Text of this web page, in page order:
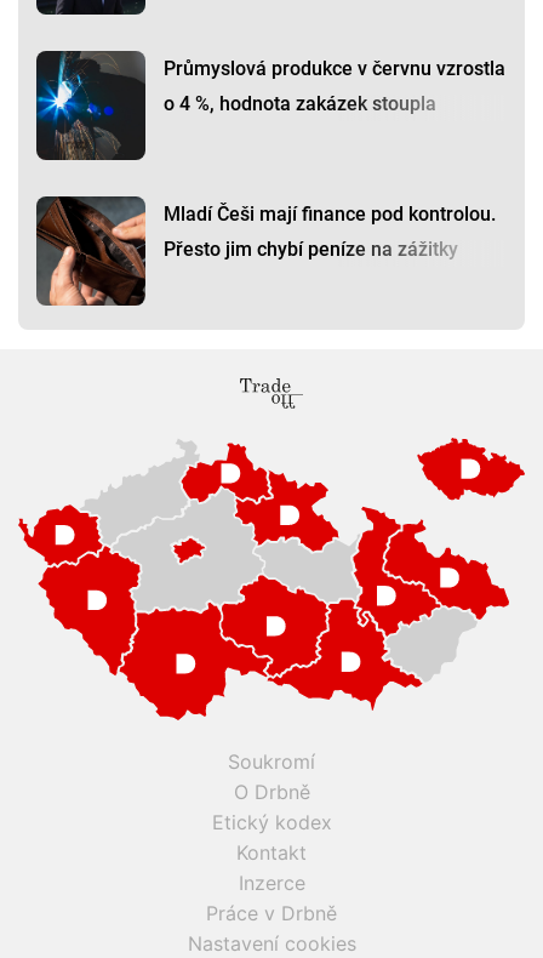
Průmyslová produkce v červnu vzrostla
o 4 %, hodnota zakázek stoupla
Mladí Češi mají finance pod kontrolou.
Přesto jim chybí peníze na zážitky
Soukromí
O Drbně
Etický kodex
Kontakt
Inzerce
Práce v Drbně
Nastavení cookies